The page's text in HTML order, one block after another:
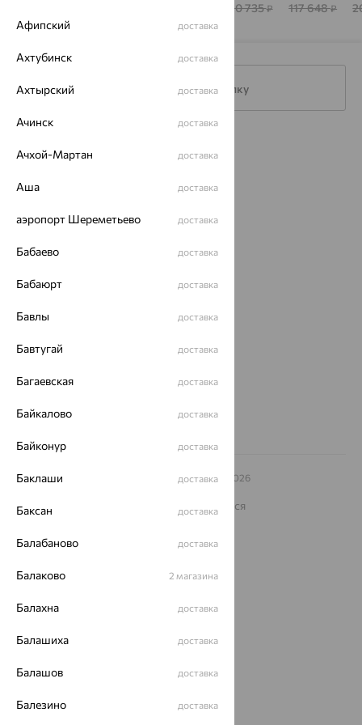
480 735₽
КОСТРОМЫ
117 648₽
Подписаться на рассылку
Магазины и доставка г. Липецк
ул. Зегеля, 27/2
Другие города
Заказать звонок
© ООО «Ювелирный дом «Кристалл»,2009 – 2026
На информационном ресурсе применяются
рекомендательные технологии
ОГРН 1044800168379
Разработка сайта —
Афипский доставка
Ахтубинск доставка
Ахтырский доставка
Ачинск доставка
Ачхой-Мартан доставка
Аша доставка
аэропорт Шереметьево доставка
Бабаево доставка
Бабаюрт доставка
Бавлы доставка
Бавтугай доставка
Багаевская доставка
Байкалово доставка
Байконур доставка
Баклаши доставка
Баксан доставка
Балабаново доставка
Балаково 2 магазина
Балахна доставка
Балашиха доставка
Балашов доставка
Балезино доставка